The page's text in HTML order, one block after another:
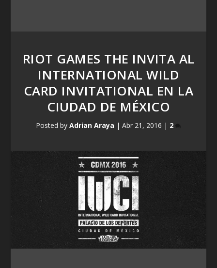
RIOT GAMES THE INVITA AL
INTERNATIONAL WILD
CARD INVITATIONAL EN LA
CIUDAD DE MÉXICO
Posted by Adrian Araya | Abr 21, 2016 | 2